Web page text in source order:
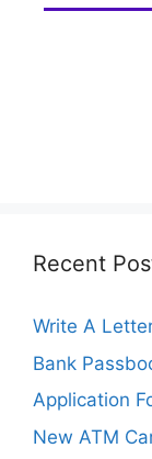
Recent
Write A
Bank
Application
New ATM